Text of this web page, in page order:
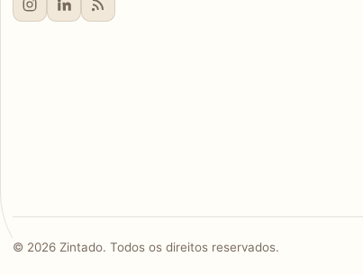
© 2026Zintado. Todos os direitos reservados.